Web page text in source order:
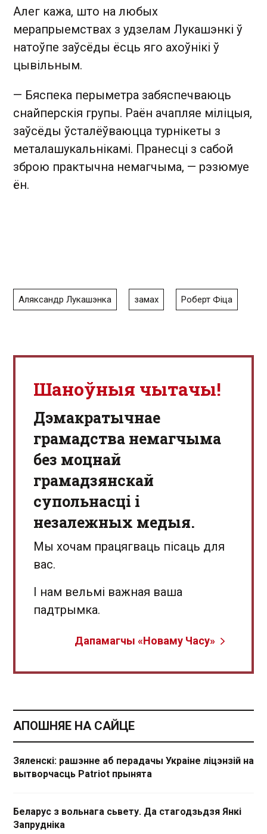
Алег кажа, што на любых
мерапрыемствах з удзелам Лукашэнкі ў
натоўпе заўсёды ёсць яго ахоўнікі ў
цывільным.
— Бяспека перыметра забяспечваюць
снайперскія групы. Раён ачапляе міліцыя,
заўсёды ўсталёўваюцца турнікеты з
металашукальнікамі. Пранесці з сабой
зброю практычна немагчыма, — рэзюмуе
ён.
Аляксандр Лукашэнка замах Роберт Фіца
Шаноўныя чытачы!
Дэмакратычнае
грамадства немагчыма
без моцнай
грамадзянскай
супольнасці і
незалежных медыя.
Мы хочам працягваць пісаць для
вас.
І нам вельмі важная ваша
падтрымка.
Дапамагчы «Новаму Часу»
АПОШНЯЕ НА САЙЦЕ
Зяленскі: рашэнне аб перадачы Украіне ліцэнзій на
вытворчасць Patriot прынята
Беларус з вольнага сьвету. Да стагодзьдзя Янкі
Запрудніка